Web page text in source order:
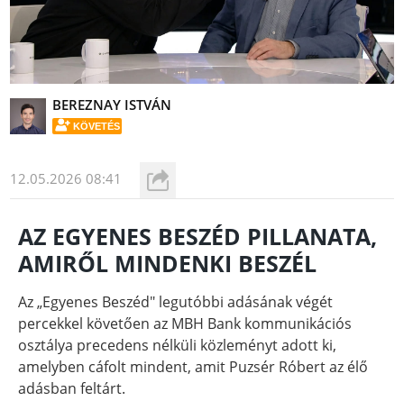
BEREZNAY ISTVÁN
KÖVETÉS
12.05.2026 08:41
AZ EGYENES BESZÉD PILLANATA,
AMIRŐL MINDENKI BESZÉL
Az „Egyenes Beszéd" legutóbbi adásának végét
percekkel követően az MBH Bank kommunikációs
osztálya precedens nélküli közleményt adott ki,
amelyben cáfolt mindent, amit Puzsér Róbert az élő
adásban feltárt.